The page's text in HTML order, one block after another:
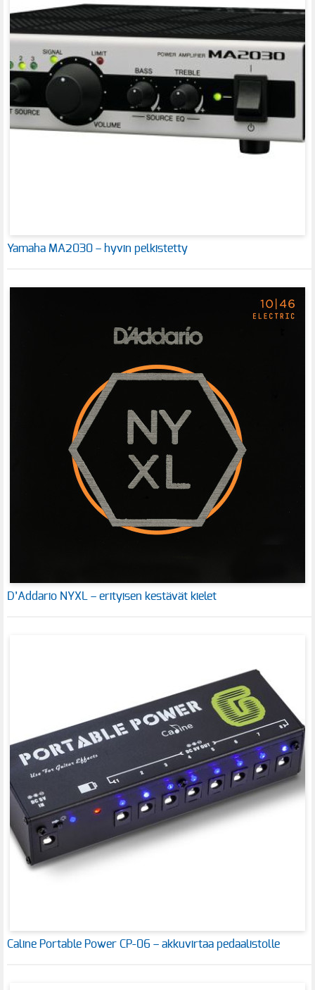
Yamaha MA2030 – hyvin pelkistetty
D’Addario NYXL – erityisen kestävät kielet
Caline Portable Power CP-06 – akkuvirtaa pedaalistolle